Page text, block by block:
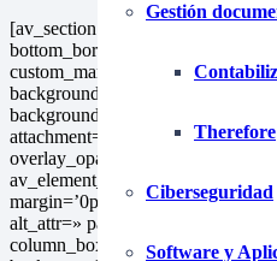
Gestión
Therefore
Ciberseguridad
Software y
[av_section min_height=’custom’
bottom_border=’no-border-
custom_margin=’0px’
background=’bg_color’
attachment=’3586′
overlay_opacity=’0.5′
margin=’0px’
alt_attr=» padding=’10px’
column_boxshadow_color=»